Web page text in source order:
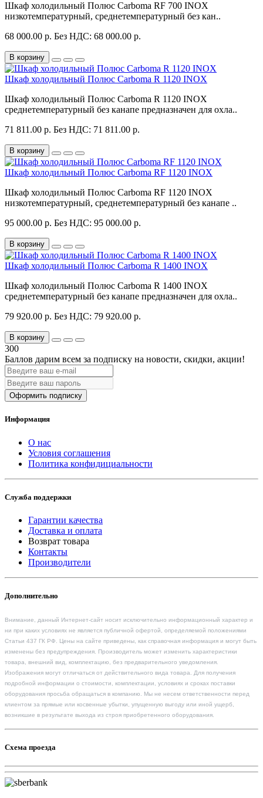
Шкаф холодильный Полюс Carboma RF 700 INOX
низкотемпературный, среднетемпературный без кан..
68 000.00 р. Без НДС: 68 000.00 р.
В корзину
Шкаф холодильный Полюс Carboma R 1120 INOX
Шкаф холодильный Полюс Carboma R 1120 INOX
среднетемпературный без канапе предназначен для охла..
71 811.00 р. Без НДС: 71 811.00 р.
В корзину
Шкаф холодильный Полюс Carboma RF 1120 INOX
Шкаф холодильный Полюс Carboma RF 1120 INOX
низкотемпературный, среднетемпературный без канапе ..
95 000.00 р. Без НДС: 95 000.00 р.
В корзину
Шкаф холодильный Полюс Carboma R 1400 INOX
Шкаф холодильный Полюс Carboma R 1400 INOX
среднетемпературный без канапе предназначен для охла..
79 920.00 р. Без НДС: 79 920.00 р.
В корзину
300
Баллов дарим всем за подписку на новости, скидки, акции!
Оформить подписку
Информация
О нас
Условия соглашения
Политика конфидициальности
Служба поддержки
Гарантии качества
Доставка и оплата
Возврат товара
Контакты
Производители
Дополнительно
Внимание, данный Интернет-сайт носит исключительно информационный характер и
ни при каких условиях не является публичной офертой, определяемой положениями
Статьи 437 ГК РФ. Цены на сайте приведены, как справочная информация и могут быть
изменены без предупреждения. Производитель может изменить характеристики
товара, внешний вид, комплектацию, без предварительного уведомления.
Изображения могут отличаться от действительного вида товара. Для получения
подробной информации о стоимости, комплектации, условиях и сроках поставки
оборудования просьба обращаться в компанию. Мы не несем ответственности перед
клиентом за прямые или косвенные убытки, упущенную выгоду или иной ущерб,
возникшие в результате выхода из строя приобретенного оборудования.
Схема проезда